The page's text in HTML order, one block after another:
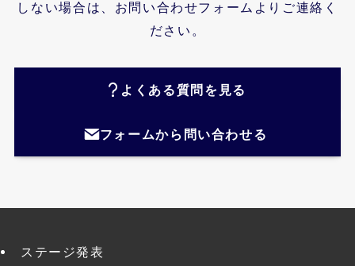
しない場合は、お問い合わせフォームよりご連絡く
ださい。
よくある質問を見る
フォームから問い合わせる
ステージ発表